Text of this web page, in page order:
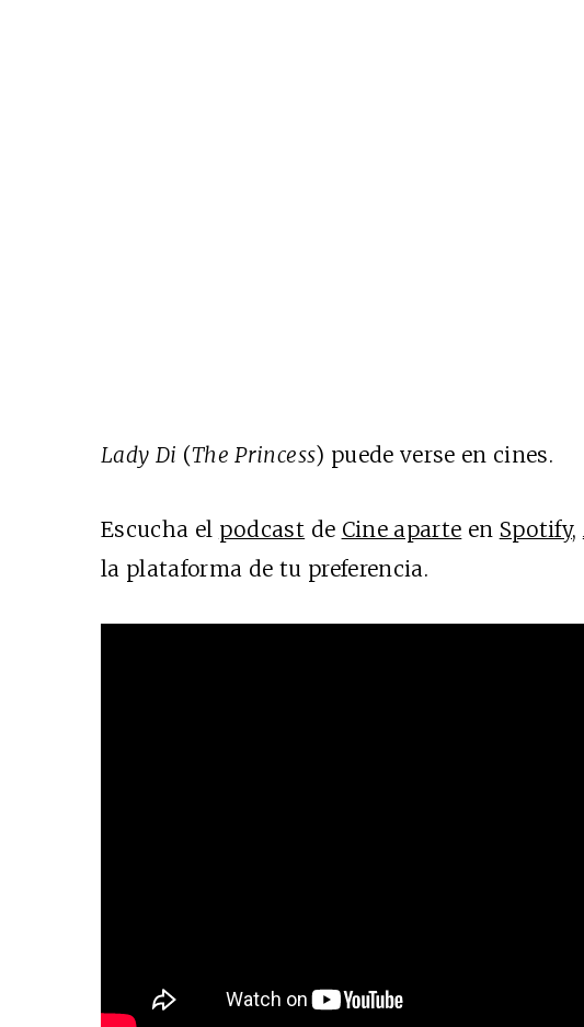
Lady Di (The Princess) puede verse en cines.
Escucha el podcast de Cine aparte en Spotify,
la plataforma de tu preferencia.